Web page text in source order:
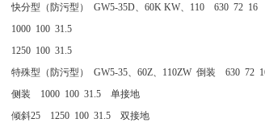
快分型（防污型） GW5-35D、60K KW、110 630 72
1000 100 31.5
1250 100 31.5
特殊型（防污型） GW5-35、60Z、110ZW 倒装 630 72
侧装 1000 100 31.5 单接地
倾斜25 1250 100 31.5 双接地